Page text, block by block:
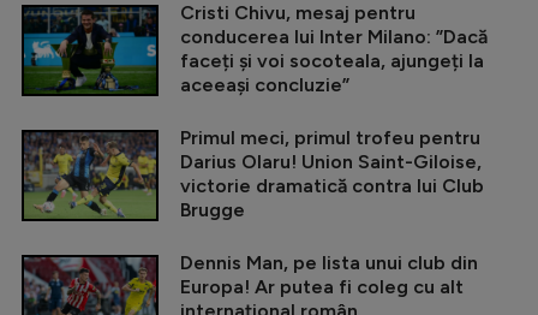
Cristi Chivu, mesaj pentru
conducerea lui Inter Milano: ”Dacă
faceți și voi socoteala, ajungeți la
aceeași concluzie”
Primul meci, primul trofeu pentru
Darius Olaru! Union Saint-Giloise,
victorie dramatică contra lui Club
Brugge
Dennis Man, pe lista unui club din
Europa! Ar putea fi coleg cu alt